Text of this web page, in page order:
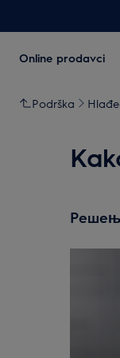
Online prodavci
Podrška